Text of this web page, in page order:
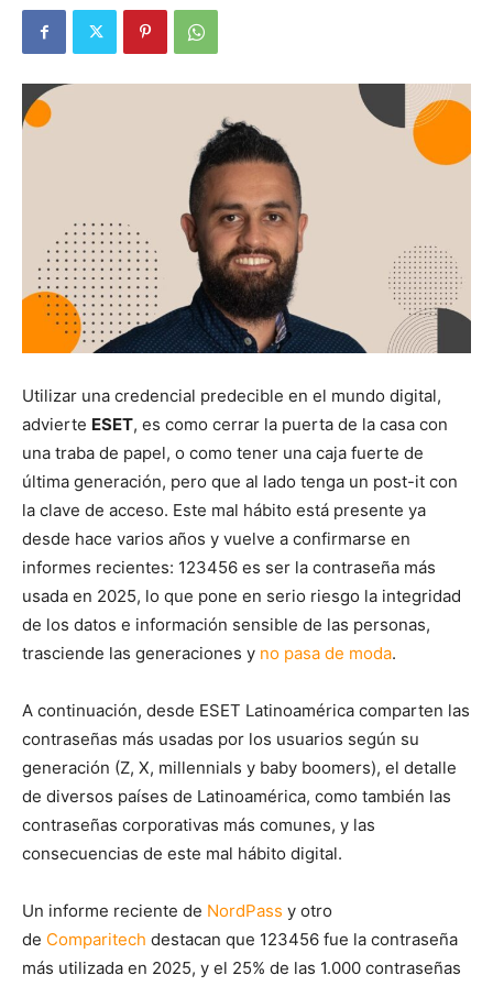
Utilizar una credencial predecible en el mundo digital,
advierte ESET, es como cerrar la puerta de la casa con
una traba de papel, o como tener una caja fuerte de
última generación, pero que al lado tenga un post-it con
la clave de acceso. Este mal hábito está presente ya
desde hace varios años y vuelve a confirmarse en
informes recientes: 123456 es ser la contraseña más
usada en 2025, lo que pone en serio riesgo la integridad
de los datos e información sensible de las personas,
trasciende las generaciones y no pasa de moda.
A continuación, desde ESET Latinoamérica comparten las
contraseñas más usadas por los usuarios según su
generación (Z, X, millennials y baby boomers), el detalle
de diversos países de Latinoamérica, como también las
contraseñas corporativas más comunes, y las
consecuencias de este mal hábito digital.
Un informe reciente de NordPass y otro
de Comparitech destacan que 123456 fue la contraseña
más utilizada en 2025, y el 25% de las 1.000 contraseñas